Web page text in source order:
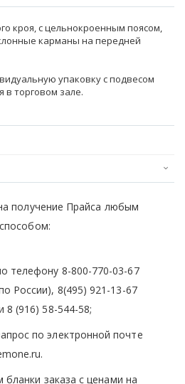
кроя, с цельнокроенным поясом,
карманы на передней
упаковку с подвесом
в торговом зале.
получение Прайса любым
телефону 8-800-770-03-67
России), 8(495) 921-13-67
8 (916) 58-544-58;
по электронной почте
заказа с ценами на